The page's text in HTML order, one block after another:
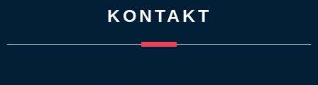
KONTAKT